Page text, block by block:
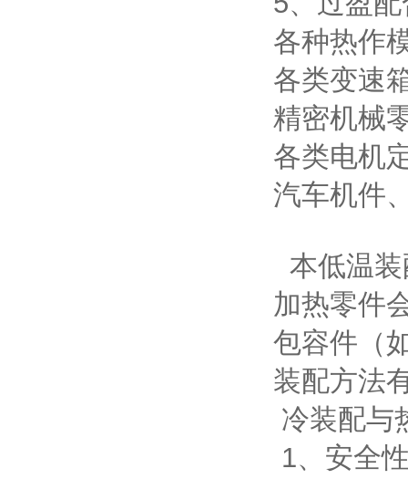
各种热作
各类变速
精密机械
各类电机
汽车机件
本低温
加热零件
包容件（
装配方法
冷装配与
1、安全